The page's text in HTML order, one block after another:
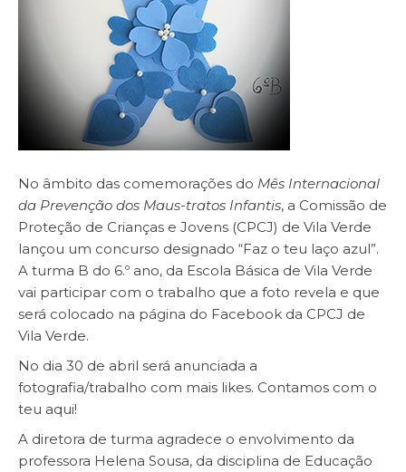
No âmbito das comemorações do Mês Internacional
da Prevenção dos Maus-tratos Infantis, a Comissão de
Proteção de Crianças e Jovens (CPCJ) de Vila Verde
lançou um concurso designado “Faz o teu laço azul”.
A turma B do 6.º ano, da Escola Básica de Vila Verde
vai participar com o trabalho que a foto revela e que
será colocado na página do Facebook da CPCJ de
Vila Verde.
No dia 30 de abril será anunciada a
fotografia/trabalho com mais likes. Contamos com o
teu aqui!
A diretora de turma agradece o envolvimento da
professora Helena Sousa, da disciplina de Educação